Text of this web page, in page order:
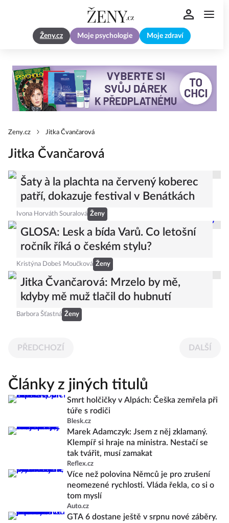
Ženy.cz Moje psychologie Moje zdraví
Zeny.cz Jitka Čvančarová
Jitka Čvančarová
Šaty à la plachta na červený koberec
patří, dokazuje festival v Benátkách
Ivona Horváth Souralová Ženy
GLOSA: Lesk a bída Varů. Co letošní
ročník říká o českém stylu?
Kristýna Dobeš Moučková Ženy
Jitka Čvančarová: Mrzelo by mě,
kdyby mě muž tlačil do hubnutí
Barbora Šťastná Ženy
PŘEDCHOZÍ DALŠÍ
Články z jiných titulů
Smrt holčičky v Alpách: Češka zemřela při
túře s rodiči
Blesk.cz
Marek Adamczyk: Jsem z něj zklamaný.
Klempíř si hraje na ministra. Nestačí se
tak tvářit, musí zamakat
Reflex.cz
Více než polovina Němců je pro zrušení
neomezené rychlosti. Vláda řekla, co si o
tom myslí
Auto.cz
GTA 6 dostane ještě v srpnu nové záběry.